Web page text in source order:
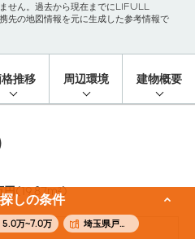
しの条件
5.0万~7.0万 埼玉県戸田市
せん。過去から現在までにLIFULL
先の地図情報を元に生成した参考情報で
推移 周辺環境 建物概要
円(19.87m²)